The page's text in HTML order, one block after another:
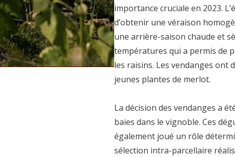
importance cruciale en 2023.
d’obtenir une véraison
une arrière-saison chaude et
températures qui a permis de
les raisins. Les vendanges ont
jeunes plantes de merlot.
La décision des vendanges a
baies dans le vignoble. Ces
également joué un rôle
sélection intra-parcellaire